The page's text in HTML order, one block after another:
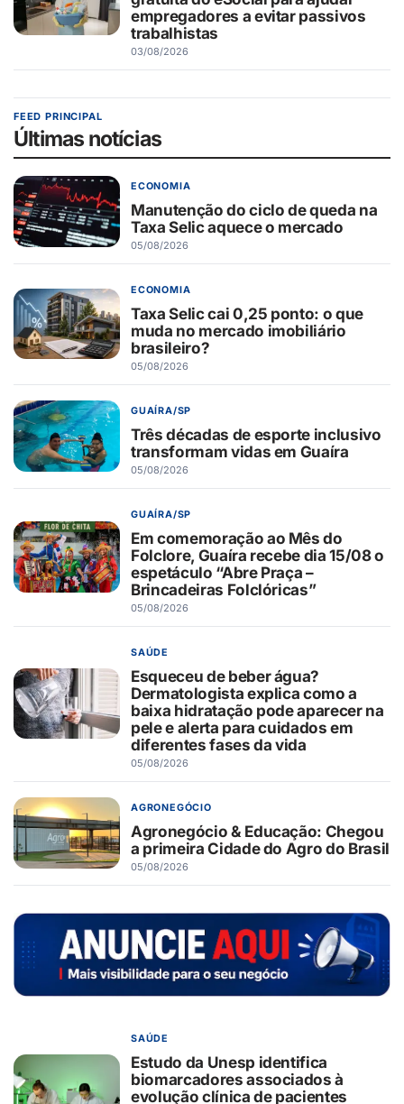
empregadores a evitar passivos
trabalhistas
03/08/2026
FEED PRINCIPAL
Últimas notícias
ECONOMIA
Manutenção do ciclo de queda na
Taxa Selic aquece o mercado
05/08/2026
ECONOMIA
Taxa Selic cai 0,25 ponto: o que
muda no mercado imobiliário
brasileiro?
05/08/2026
GUAÍRA/SP
Três décadas de esporte inclusivo
transformam vidas em Guaíra
05/08/2026
GUAÍRA/SP
Em comemoração ao Mês do
Folclore, Guaíra recebe dia 15/08 o
espetáculo “Abre Praça –
Brincadeiras Folclóricas”
05/08/2026
SAÚDE
Esqueceu de beber água?
Dermatologista explica como a
baixa hidratação pode aparecer na
pele e alerta para cuidados em
diferentes fases da vida
05/08/2026
AGRONEGÓCIO
Agronegócio & Educação: Chegou
a primeira Cidade do Agro do Brasil
05/08/2026
SAÚDE
Estudo da Unesp identifica
biomarcadores associados à
evolução clínica de pacientes